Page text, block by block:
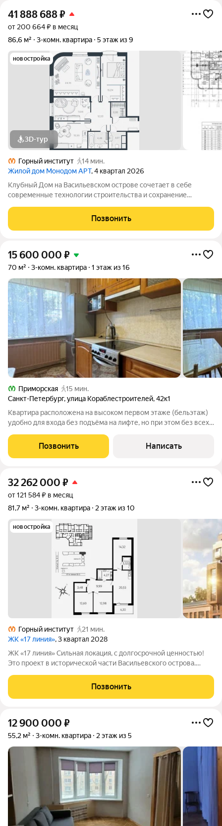
41 888 688₽
от 200 664 ₽ в месяц
86,6 м²
3-комн. квартира 5 этаж из 9
новостройка
3D-тур
Горный институт
14 мин.
Жилой дом Монодом АРТ, 4 квартал 2026
Клубный Дом на Васильевском острове сочетает в себе
современные технологии строительства и сохранение
современной жизни, не теряя при этом атмосферы старого
города. Просторные квартиры с
Позвонить
15 600 000 ₽
70 м² 3-комн. квартира 1 этаж из 16
Приморская
15 мин.
Санкт-Петербург,улица Кораблестроителей,42к1
Квартира расположена на высоком первом этаже (бельэтаж)
удобно для входа без подъёма на лифте, но при этом без всех
техникой! Можно сразу заехать и жить. Полностью
оборудованная кухня с техникой.
Позвонить Написать
32 262 000 ₽
от 121 584 ₽ в месяц
81,7 м²
3-комн. квартира 2 этаж из 10
новостройка
Горный институт
21 мин.
ЖК «17 линия», 3 квартал 2028
ЖК «17 линия» Сильная локация, с долгосрочной ценностью!
Это проект в исторической части Васильевского острова.
школы, детские сады, спортивная и культурная
инфраструктура. До метро
Позвонить
12 900 000 ₽
55,2 м² 3-комн. квартира 2 этаж из 5